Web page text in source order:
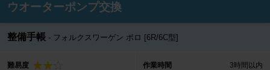
ウオーターポンプ交換
整備手帳 フォルクスワーゲン ポロ [6R/6C型]
難易度 作業時間 3時間以内